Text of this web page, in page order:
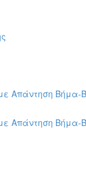
Απάντηση Βήμα-
Απάντηση Βήμα-